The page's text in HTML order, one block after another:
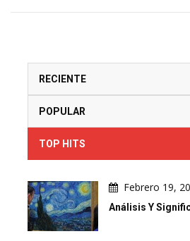
RECIENTE
POPULAR
TOP HITS
Febrero 19,
Análisis Y